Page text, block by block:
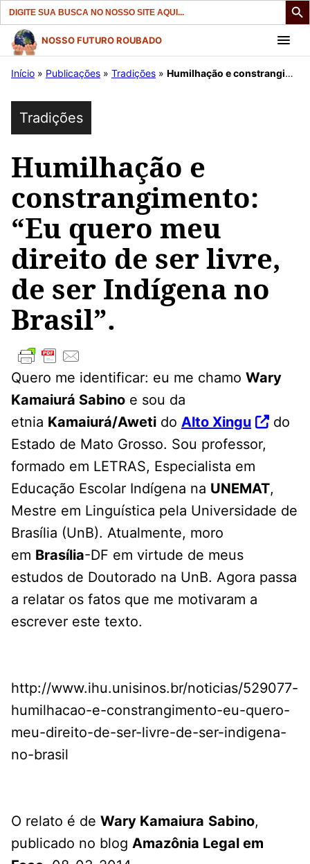
Search
for:
Pular
para
conteúdo
NOSSO FUTURO ROUBADO
Início » Publicações » Tradições » Humilhação e constrangimento: “Eu quero meu direito de ser livre, de ser Indígena no Brasil”.
Tradições
Humilhação e
constrangimento:
“Eu quero meu
direito de ser livre,
de ser Indígena no
Brasil”.
Quero me identificar: eu me chamo Wary
Kamaiurá Sabino e sou da
etnia Kamaiurá/Aweti do Alto Xingu
do
Estado de Mato Grosso. Sou professor,
formado em LETRAS, Especialista em
Educação Escolar Indígena na UNEMAT,
Mestre em Linguística pela Universidade de
Brasília (UnB). Atualmente, moro
em Brasília-DF em virtude de meus
estudos de Doutorado na UnB. Agora passa
a relatar os fatos que me motivaram a
escrever este texto.
http://www.ihu.unisinos.br/noticias/529077-
humilhacao-e-constrangimento-eu-quero-
meu-direito-de-ser-livre-de-ser-indigena-
no-brasil
O relato é de Wary Kamaiura Sabino,
publicado no blog Amazônia Legal em